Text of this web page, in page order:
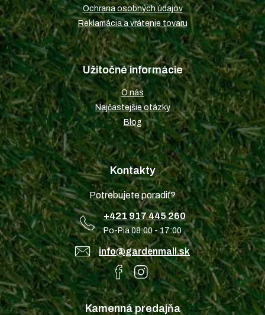
Ochrana osobných údajov
Reklamácia a vrátenie tovaru
Užitočné informácie
O nás
Najčastejšie otázky
Blog
Kontakty
Potrebujete poradiť?
+421 917 445 260
Po-Pia 08:00 - 17:00
info@gardenmall.sk
Kamenná predajňa